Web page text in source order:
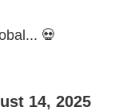
💀
14, 2025